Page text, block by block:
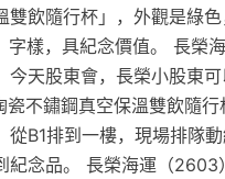
雙飲隨行杯」，外觀是綠
字樣，具紀念價值。 長榮
今天股東會，長榮小股東
不鏽鋼真空保溫雙飲隨行
從B1排到一樓，現場排隊
紀念品。 長榮海運（2603）